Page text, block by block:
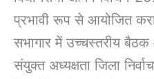
प्रभावी रूप से आयोजित
सभागार में उच्चस्तरीय
संयुक्त अध्यक्षता जिला